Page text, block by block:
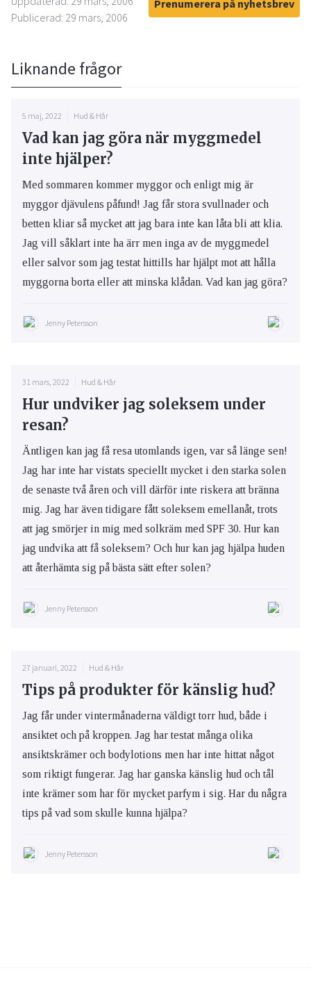
Publicerad: 29 mars, 2006
Prenumerera på nyhetsbrev
Liknande frågor
5 maj, 2022 Hud & Hår
Vad kan jag göra när myggmedel
inte hjälper?
Med sommaren kommer myggor och enligt mig är
myggor djävulens påfund! Jag får stora svullnader och
betten kliar så mycket att jag bara inte kan låta bli att klia.
Jag vill såklart inte ha ärr men inga av de myggmedel
eller salvor som jag testat hittills har hjälpt mot att hålla
myggorna borta eller att minska klådan. Vad kan jag göra?
Jenny Petersson
31 mars, 2022 Hud & Hår
Hur undviker jag soleksem under
resan?
Äntligen kan jag få resa utomlands igen, var så länge sen!
Jag har inte har vistats speciellt mycket i den starka solen
de senaste två åren och vill därför inte riskera att bränna
mig. Jag har även tidigare fått soleksem emellanåt, trots
att jag smörjer in mig med solkräm med SPF 30. Hur kan
jag undvika att få soleksem? Och hur kan jag hjälpa huden
att återhämta sig på bästa sätt efter solen?
Jenny Petersson
27 januari, 2022 Hud & Hår
Tips på produkter för känslig hud?
Jag får under vintermånaderna väldigt torr hud, både i
ansiktet och på kroppen. Jag har testat många olika
ansiktskrämer och bodylotions men har inte hittat något
som riktigt fungerar. Jag har ganska känslig hud och tål
inte krämer som har för mycket parfym i sig. Har du några
tips på vad som skulle kunna hjälpa?
Jenny Petersson